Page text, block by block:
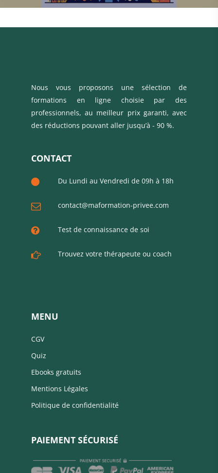
Nous vous proposons une sélection de
formations en ligne choisie par des
professionnels, au meilleur prix garanti, avec
des réductions pouvant aller jusqu’à - 90 %.
CONTACT
Du Lundi au Vendredi de 09h à 18h
contact@maformation-privee.com
Test de connaissance de soi
Trouvez votre thérapeute ou coach
MENU
CGV
Quiz
Ebooks gratuits
Mentions Légales
Politique de confidentialité
PAIEMENT SÉCURISÉ